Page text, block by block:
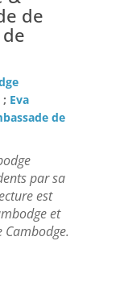
de
Eva
de
par sa
est
et